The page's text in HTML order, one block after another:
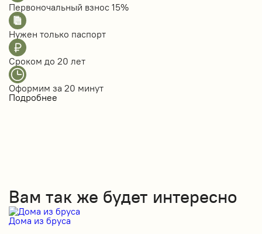
Первоночальный взнос 15%
Нужен только паспорт
Сроком до 20 лет
Оформим за 20 минут
Подробнее
Вам так же будет интересно
Дома из бруса